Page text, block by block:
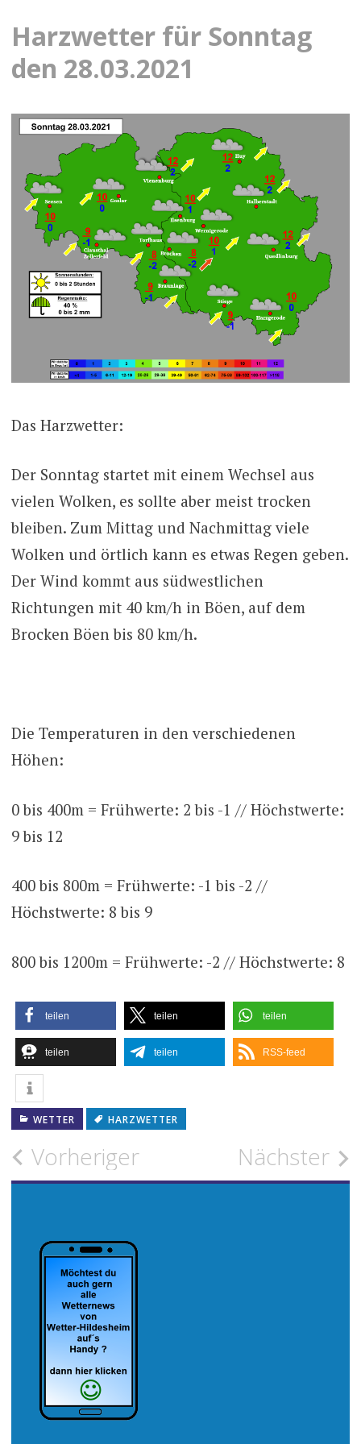
Harzwetter für Sonntag
den 28.03.2021
Das Harzwetter:
Der Sonntag startet mit einem Wechsel aus
vielen Wolken, es sollte aber meist trocken
bleiben. Zum Mittag und Nachmittag viele
Wolken und örtlich kann es etwas Regen geben.
Der Wind kommt aus südwestlichen
Richtungen mit 40 km/h in Böen, auf dem
Brocken Böen bis 80 km/h.
Die Temperaturen in den verschiedenen
Höhen:
0 bis 400m = Frühwerte: 2 bis -1 // Höchstwerte:
9 bis 12
400 bis 800m = Frühwerte: -1 bis -2 //
Höchstwerte: 8 bis 9
800 bis 1200m = Frühwerte: -2 // Höchstwerte: 8
teilen teilen teilen
teilen teilen RSS-feed
WETTER HARZWETTER
Beitragsnavigation
Vorheriger Nächster